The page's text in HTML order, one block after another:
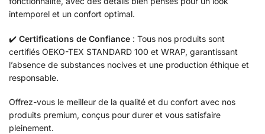
intemporel et un confort optimal.
✔️ Certifications de Confiance : Tous nos produits sont
certifiés OEKO-TEX STANDARD 100 et WRAP, garantissant
l’absence de substances nocives et une production éthique et
responsable.
Offrez-vous le meilleur de la qualité et du confort avec nos
produits premium, conçus pour durer et vous satisfaire
pleinement.